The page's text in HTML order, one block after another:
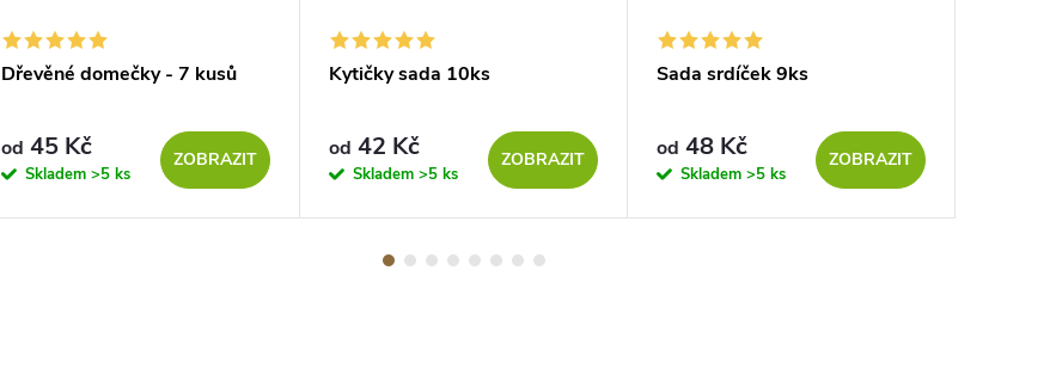
Dřevěné domečky - 7 kusů
od 45 Kč
Skladem >5 ks
ZOBRAZIT
Kytičky sada 10ks
od 42 Kč
Skladem >5 ks
ZOBRAZIT
Sada srdíček 9ks
od 48 Kč
Skladem >5 ks
ZOBRAZIT